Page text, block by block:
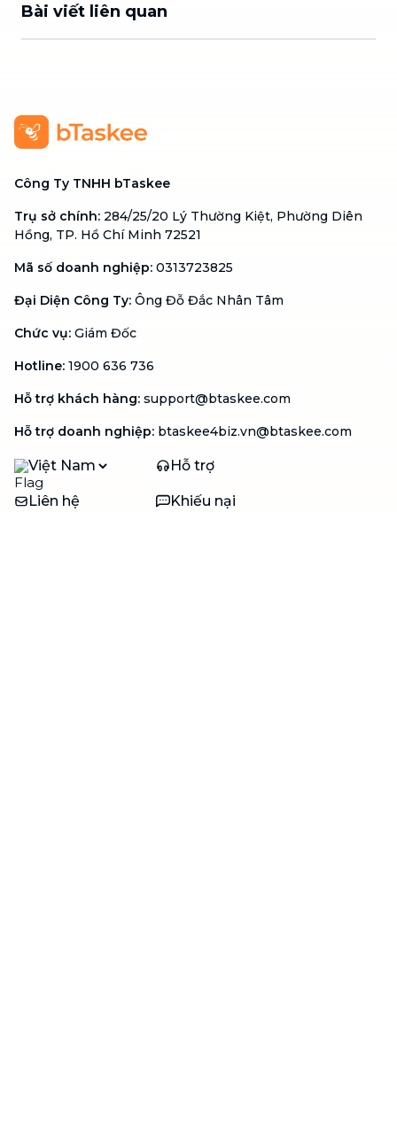
Bài viết liên quan
Công Ty TNHH bTaskee
Trụ sở chính: 284/25/20 Lý Thường Kiệt, Phường Diên
Hồng, TP. Hồ Chí Minh 72521
Mã số doanh nghiệp: 0313723825
Đại Diện Công Ty: Ông Đỗ Đắc Nhân Tâm
Chức vụ: Giám Đốc
Hotline: 1900 636 736
Hỗ trợ khách hàng: support@btaskee.com
Hỗ trợ doanh nghiệp: btaskee4biz.vn@btaskee.com
Việt Nam Hỗ trợ
Liên hệ Khiếu nại